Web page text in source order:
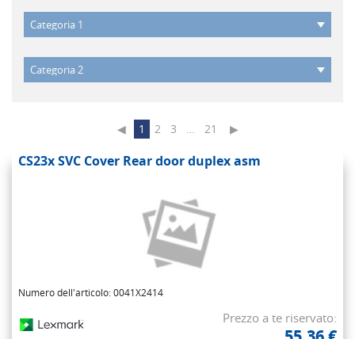
◀ 1 2 3 … 21 ▶
CS23x SVC Cover Rear door duplex asm
Numero dell'articolo: 0041X2414
Prezzo a te riservato: